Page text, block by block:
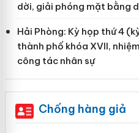
dời, giải phóng mặt bằng
Hải Phòng: Kỳ họp thứ 4
thành phố khóa XVII,
công tác nhân sự
Chống hàng giả